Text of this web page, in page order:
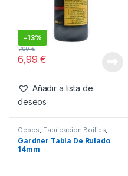
-13%
6,99€
7,99€
Añadir a lista de
deseos
Cebos Fabricacion Boilies
Tablas & Pistolas
Gardner Tabla De Rulado
14mm